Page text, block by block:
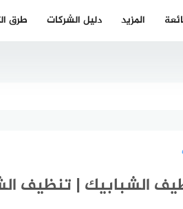
طرق دليل الشركات المزيد
الشبابيك | تنظيف